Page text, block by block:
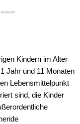
Kindern im Alter
Jahr und 11 Monaten
Lebensmittelpunkt
sind, die Kinder